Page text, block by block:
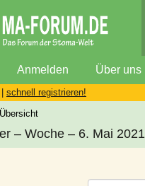
Anmelden Über uns
schnell registrieren!
– Woche – 6. Mai 2021